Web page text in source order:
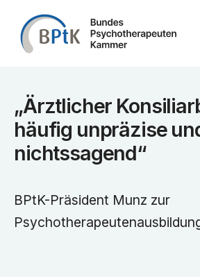
Zum Inhalt springen
„Ärztlicher
häufig unpräzise
nichtssagend“
BPtK-Präsident Munz zur